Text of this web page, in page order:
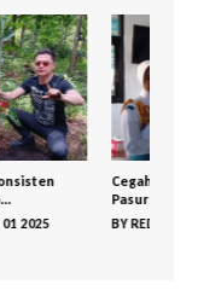
Dini, BNNK
dan Polr...
•OKT 29 2025